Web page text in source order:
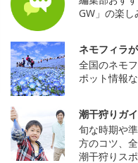
GW」の楽し
ネモフィラ
全国のネモ
ポット情報
潮干狩りガ
旬な時期や
方のコツ、
潮干狩りス